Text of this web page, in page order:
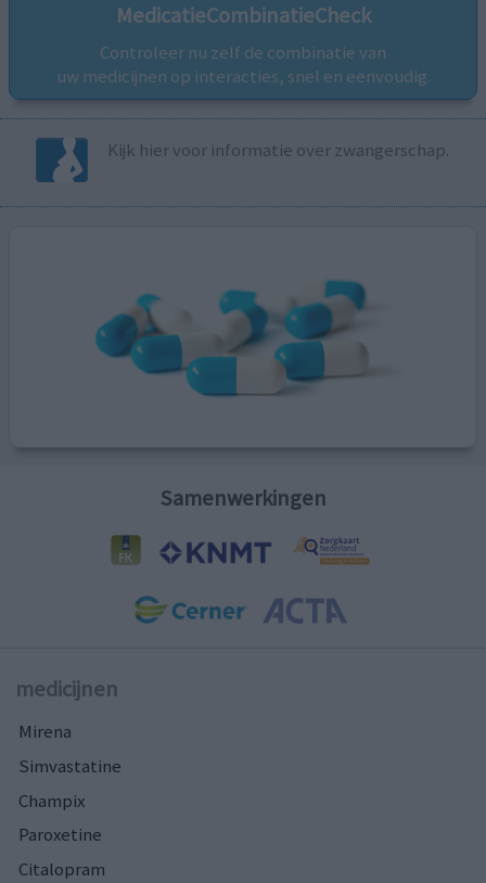
MedicatieCombinatieCheck
Controleer nu zelf de combinatie van
uw medicijnen op interacties, snel en eenvoudig.
Kijk hier voor informatie over zwangerschap.
Samenwerkingen
medicijnen
Mirena
Simvastatine
Champix
Paroxetine
Citalopram